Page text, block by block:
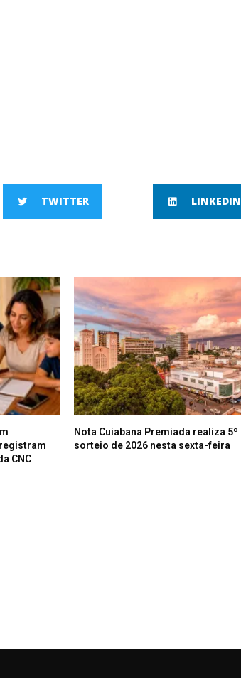
TWITTER LINKEDIN
CNC
Nota Cuiabana Premiada realiza 5º
sorteio de 2026 nesta sexta-feira